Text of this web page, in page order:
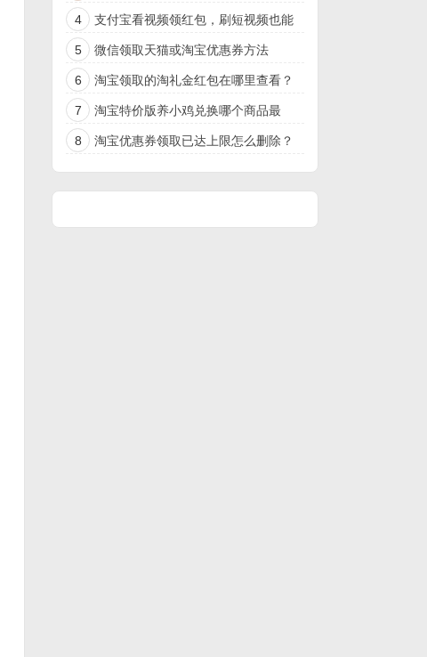
西4
支付宝看视频领红包，刷短视频也能
领现金了
5 微信领取天猫或淘宝优惠券方法
6 淘宝领取的淘礼金红包在哪里查看？
7
淘宝特价版养小鸡兑换哪个商品最
好？
8 淘宝优惠券领取已达上限怎么删除？